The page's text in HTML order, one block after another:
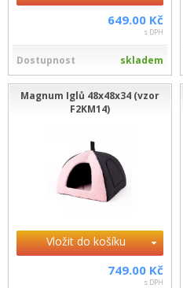
649.00 Kč
s DPH
Dostupnost skladem
Magnum Iglů 48x48x34 (vzor
F2KM14)
Vložit do košíku
749.00 Kč
s DPH